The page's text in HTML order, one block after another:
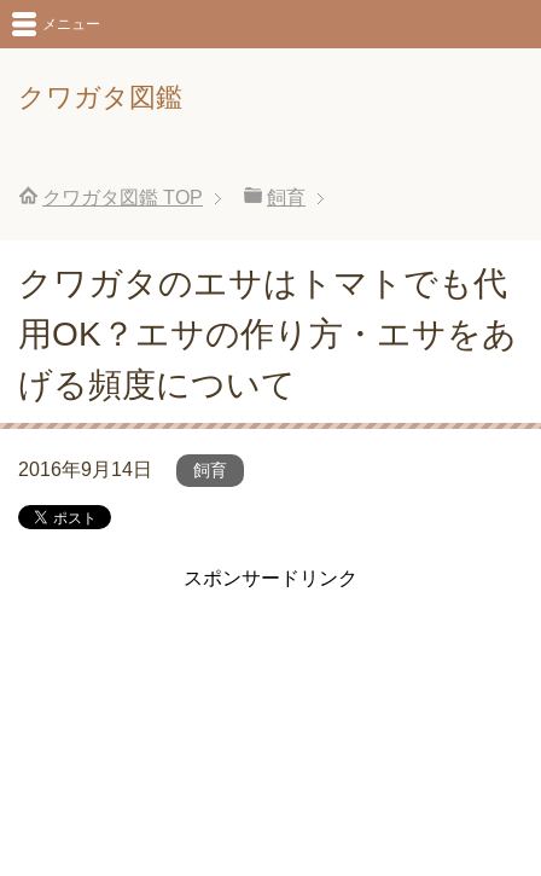
クワガタ図鑑
メニュー
クワガタ図鑑 TOP 飼育
クワガタのエサはトマトでも代
用OK？エサの作り方・エサをあ
げる頻度について
2016年9月14日 飼育
スポンサードリンク